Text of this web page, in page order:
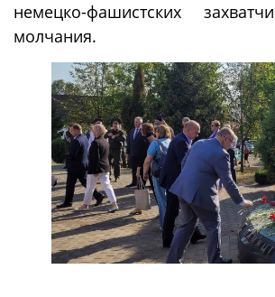
немецко-фашистских
молчания.